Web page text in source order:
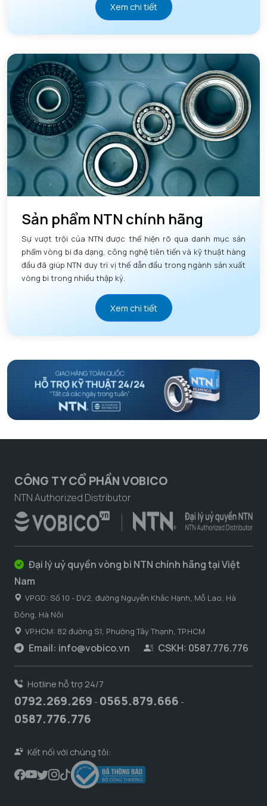
Xem chi tiết
Sản phẩm NTN chính hãng
Sự vượt trội của NTN được thể hiện rõ qua danh mục sản
phẩm vòng bi đa dạng, công nghệ tiên tiến và kỹ thuật hàng
đầu đã giúp NTN duy trì vị thế dẫn đầu trong ngành sản xuất
vòng bi trong nhiều thập kỷ.
Xem chi tiết
CÔNG TY CỔ PHẦN VOBICO
NTN Authorized Distributor
Đại lý uỷ quyền vòng bi NTN chính hãng tại Việt
Nam
VPGD: Số 10 - DV2, đường Nguyễn Khắc Hạnh, Mỗ Lao, Hà
Đông, Hà Nôi
VP.HCM: 82 đường S1, Phường Tây Thạnh, TP.HCM
Email: info@vobico.vn CSKH: 0587.776.776
Hotline hỗ trợ 24/7
0792.269.269 - 0565.879.666 -
0587.776.776
Kết nối với chúng tôi: